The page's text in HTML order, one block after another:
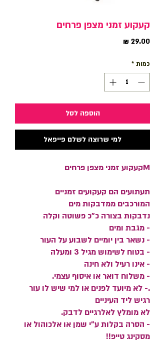
קעקוע זמני מצפן פרחים
כמות *
הוספה לסל
למי שרוצה לשלם פייפאל
Mקעקוע זמני מצפן פרחים
תעתועים הם קעקועים זמניים
המורכבים ממדבקות מים
נדבקות בצורה כ"כ פשוטה וקלה
- מגבת ומים
- נשאר בין יומיים לשבוע על העור
- בטוח לשימוש מגיל 3 ומעלה
- אינו רעיל ולא חינה
- משלוח דואר או איסוף עצמי.
.- לא מיועד לפנים או למי שיש לו עור
רגיש ליד העיניים
לא מומלץ לאלרגיים לדבק.
- הסרה בקלות ע"י שמן או אלכוהול או
מסקינג טייפ!!